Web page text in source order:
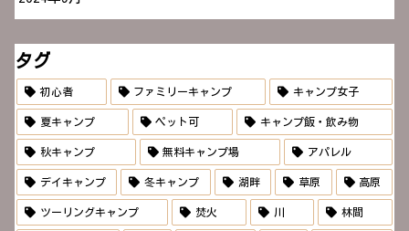
タグ
初心者 ファミリーキャンプ キャンプ女子
夏キャンプ ペット可 キャンプ飯・飲み物
秋キャンプ 無料キャンプ場 アパレル
デイキャンプ 冬キャンプ 湖畔 草原 高原
ツーリングキャンプ 焚火 川 林間